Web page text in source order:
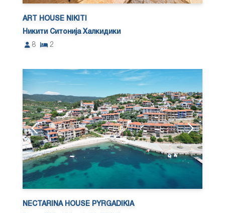
ART HOUSE NIKITI
Никити Ситонија Халкидики
8
2
NECTARINA HOUSE PYRGADIKIA